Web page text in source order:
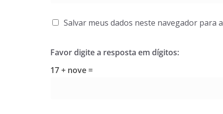
Salvar meus dados neste navegador para
Favor digite a resposta em dígitos:
17 + nove =